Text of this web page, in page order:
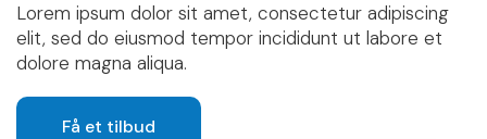
Lorem ipsum dolor sit amet, consectetur adipiscing
elit, sed do eiusmod tempor incididunt ut labore et
dolore magna aliqua.
Få et tilbud